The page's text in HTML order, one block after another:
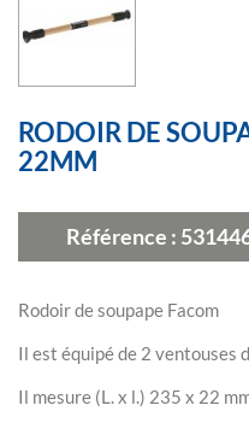
RODOIR DE
22MM
Référence :
Rodoir de soupape Facom
Il est équipé de 2 ventouses
Il mesure (L. x l.) 235 x 22